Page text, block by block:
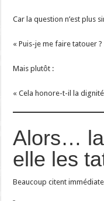
Car la question n’est plus
« Puis-je me faire tatouer ?
Mais plutôt :
« Cela honore-t-il la
Alors…
elle les
Beaucoup citent